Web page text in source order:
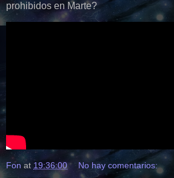
prohibidos en Marte?
Fon at 19:36:00 No hay comentarios: